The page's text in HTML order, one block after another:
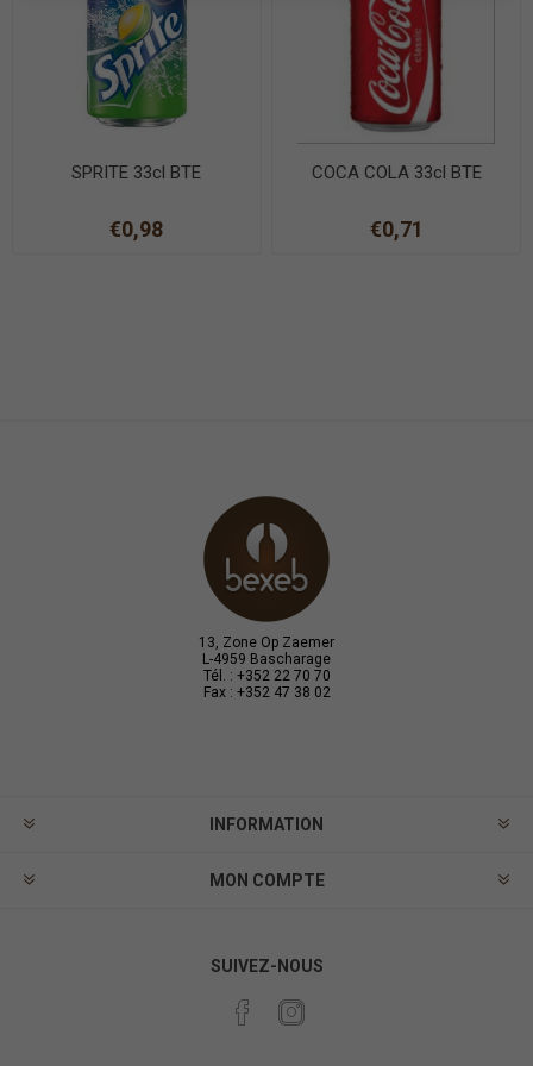
SPRITE 33cl BTE
€0,98
COCA COLA 33cl BTE
€0,71
13, Zone Op Zaemer
L-4959 Bascharage
Tél. : +352 22 70 70
Fax : +352 47 38 02
INFORMATION
MON COMPTE
SUIVEZ-NOUS